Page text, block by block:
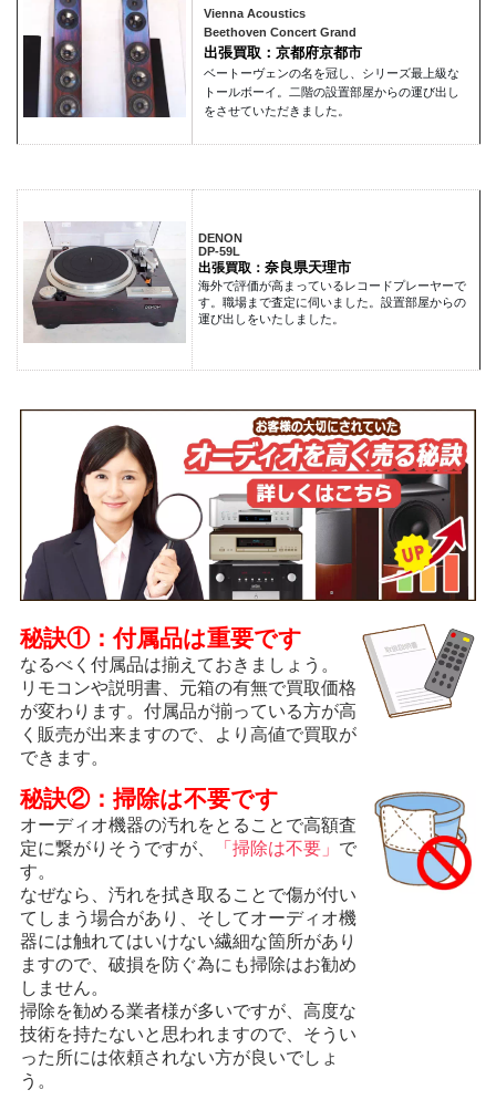
Vienna Acoustics
Beethoven Concert Grand
出張買取：京都府京都市
ベートーヴェンの名を冠し、シリーズ最上級な
トールボーイ。二階の設置部屋からの運び出し
をさせていただきました。
DENON
DP-59L
出張買取： 奈良県天理市
海外で評価が高まっているレコードプレーヤーで
す。職場まで査定に伺いました。設置部屋からの
運び出しをいたしました。
秘訣①：付属品は重要です
なるべく付属品は揃えておきましょう。
リモコンや説明書、元箱の有無で買取価格
が変わります。付属品が揃っている方が高
く販売が出来ますので、より高値で買取が
できます。
秘訣②：掃除は不要です
オーディオ機器の汚れをとることで高額査
定に繋がりそうですが、
「掃除は不要」 で
す。
なぜなら、汚れを拭き取ることで傷が付い
てしまう場合があり、そしてオーディオ機
器には触れてはいけない繊細な箇所があり
ますので、破損を防ぐ為にも掃除はお勧め
しません。
掃除を勧める業者様が多いですが、高度な
技術を持たないと思われますので、そうい
った所には依頼されない方が良いでしょ
う。